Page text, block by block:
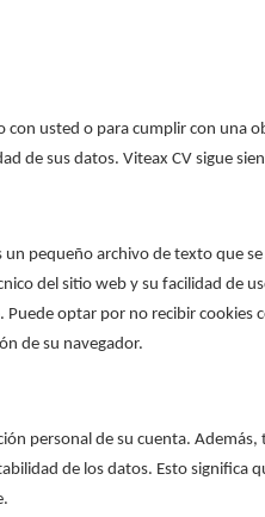
usted o para cumplir con una
de sus datos. Viteax CV sigue
pequeño archivo de texto que
del sitio web y su facilidad de
optar por no recibir
de su navegador.
personal de su cuenta.
de los datos. Esto significa